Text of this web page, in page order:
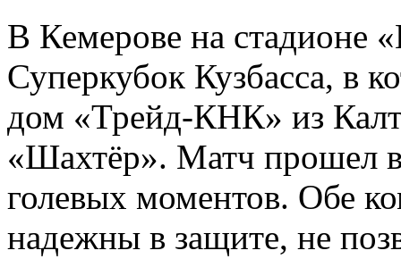
В Кемерове на стадионе
Суперкубок Кузбасса, в
дом «Трейд-КНК» из
«Шахтёр». Матч прошел
голевых моментов. Обе
надежны в защите, не